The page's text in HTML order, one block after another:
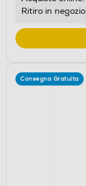
Ritiro in
Consegna Gratuita